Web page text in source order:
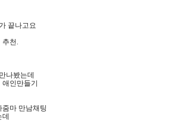
끝나고요
추천.
나봤는데
인만들기
줌마 만남채팅